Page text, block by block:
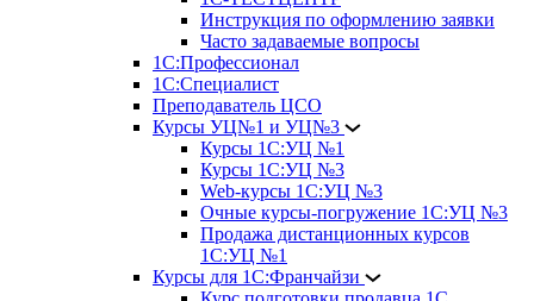
Инструкция по оформлению заявки
Часто задаваемые вопросы
1С:Профессионал
1С:Специалист
Преподаватель ЦСО
Курсы УЦ№1 и УЦ№3
Курсы 1С:УЦ №1
Курсы 1С:УЦ №3
Web-курсы 1С:УЦ №3
Очные курсы-погружение 1С:УЦ №3
Продажа дистанционных курсов
1С:УЦ №1
Курсы для 1С:Франчайзи